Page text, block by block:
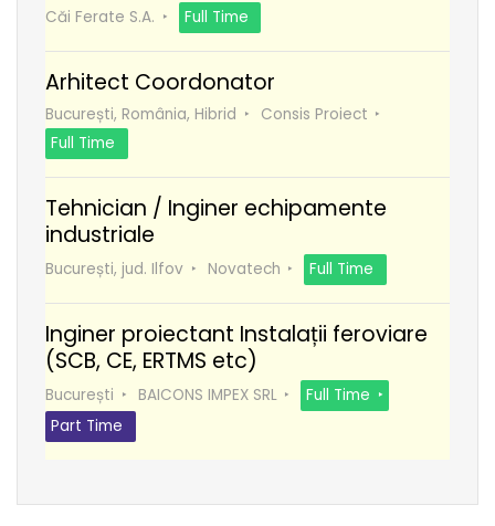
Căi Ferate S.A.
Full Time
Arhitect Coordonator
București, România, Hibrid
Consis Proiect
Full Time
Tehnician / Inginer echipamente
industriale
București, jud. Ilfov Novatech Full Time
Inginer proiectant Instalații feroviare
(SCB, CE, ERTMS etc)
București BAICONS IMPEX SRL
Full Time
Part Time